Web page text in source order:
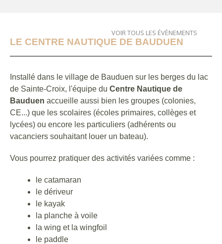
BIRDYFISH
FOIL
Ce stage en catamaran Catsy s'adresse aux
jeunes de 7 à 10 ans. Il se déroule du lundi au
24
AOÛT
STAGE CATAMARAN DE 7 À 10
ANS
de 13h30 à 15h30
Ce stage en catamaran Catsy s'adresse aux
jeunes de 7 à 10 ans. Il se déroule du lundi au
VOIR TOUS LES ÉVÈNEMENTS
LE CENTRE NAUTIQUE DE BAUDUEN
Installé dans le village de Bauduen sur les berges du lac
de Sainte-Croix, l'équipe du Centre Nautique de
Bauduen accueille aussi bien les groupes (colonies,
CE...) que les scolaires (écoles primaires, collèges et
lycées) ou encore les particuliers (adhérents ou
vacanciers souhaitant louer un bateau).
Vous pourrez pratiquer des activités variées comme :
le catamaran
le dériveur
le kayak
la planche à voile
la wing et la wingfoil
le paddle